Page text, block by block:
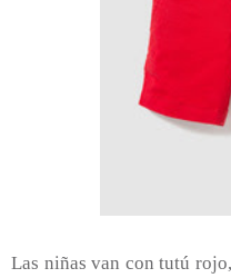
Las niñas van con tutú